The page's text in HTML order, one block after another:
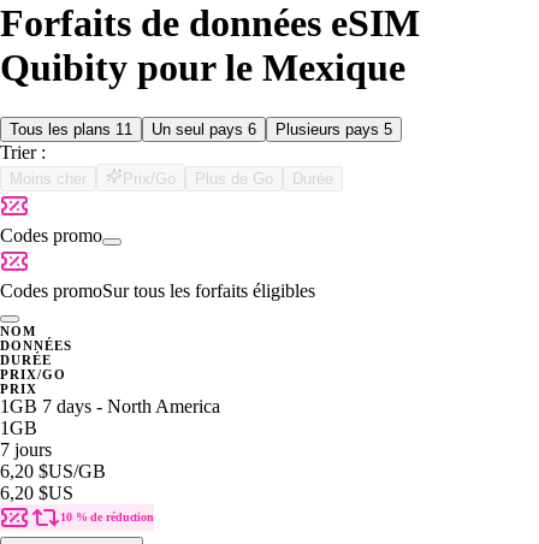
Forfaits de données eSIM
Quibity pour le Mexique
Tous les plans 11 Un seul pays 6 Plusieurs pays 5
Trier :
Moins cher Prix/Go Plus de Go Durée
Codes promo
Codes promoSur tous les forfaits éligibles
NOM
DONNÉES
DURÉE
PRIX/GO
PRIX
1GB 7 days - North America
1GB
7 jours
6,20 $US/GB
6,20 $US
10 % de réduction